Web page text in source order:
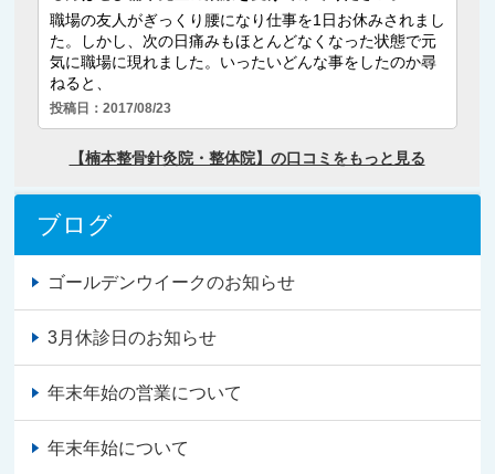
ブログ
ゴールデンウイークのお知らせ
3月休診日のお知らせ
年末年始の営業について
年末年始について